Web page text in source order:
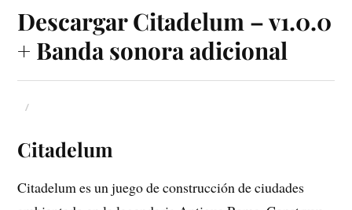
Descargar Citadelum – v1.0.0
+ Banda sonora adicional
Citadelum
Citadelum es un juego de construcción de ciudades